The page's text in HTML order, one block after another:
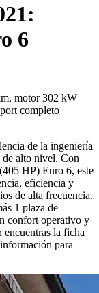
6
motor 302 kW
completo
de la ingeniería
de alto nivel. Con
HP) Euro 6, este
eficiencia y
de alta frecuencia.
1 plaza de
confort operativo y
la ficha
para